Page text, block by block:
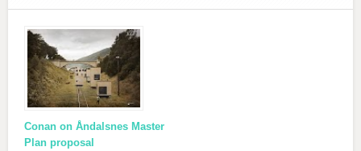
Conan on Åndalsnes Master
Plan proposal